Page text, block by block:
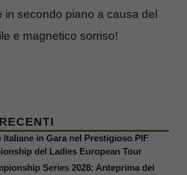
in secondo piano a causa del
e magnetico sorriso!
in Gara nel Prestigioso PIF
del Ladies European Tour
Series 2028: Anteprima dei